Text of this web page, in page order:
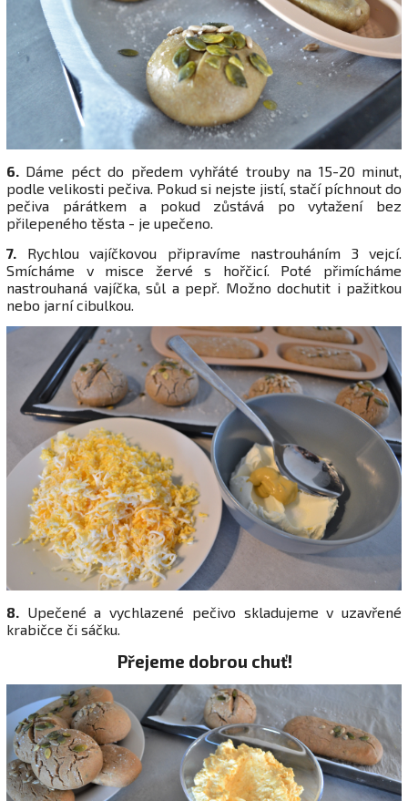
6. Dáme péct do předem vyhřáté trouby na 15-20 minut,
podle velikosti pečiva. Pokud si nejste jistí, stačí píchnout do
pečiva párátkem a pokud zůstává po vytažení bez
přilepeného těsta - je upečeno.
7. Rychlou vajíčkovou připravíme nastrouháním 3 vejcí.
Smícháme v misce žervé s hořčicí. Poté přimícháme
nastrouhaná vajíčka, sůl a pepř. Možno dochutit i pažitkou
nebo jarní cibulkou.
8. Upečené a vychlazené pečivo skladujeme v uzavřené
krabičce či sáčku.
Přejeme dobrou chuť!